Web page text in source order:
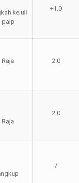
keluli
paip
+1.0
Raja 2.0
Raja
2.0
/